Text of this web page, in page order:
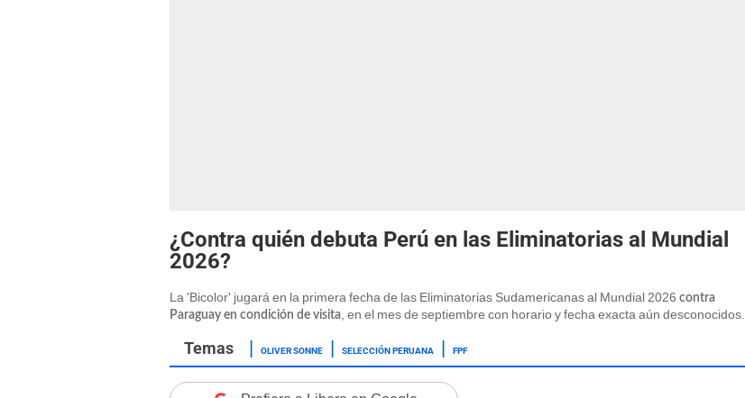
¿Contra quién debuta Perú en las Eliminatorias al Mundial
2026?
La 'Bicolor' jugará en la primera fecha de las Eliminatorias Sudamericanas al Mundial 2026 contra
Paraguay en condición de visita, en el mes de septiembre con horario y fecha exacta aún desconocidos.
OLIVER SONNE SELECCIÓN PERUANA FPF